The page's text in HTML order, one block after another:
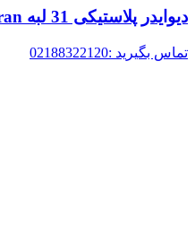
دیوایدر پلاستیکی 31 لبه Pilavaran
تماس بگیرید :02188322120